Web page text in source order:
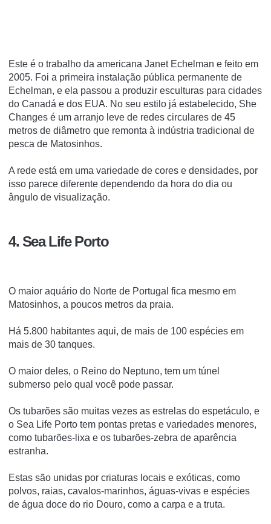
Este é o trabalho da americana Janet Echelman e feito em
2005. Foi a primeira instalação pública permanente de
Echelman, e ela passou a produzir esculturas para cidades
do Canadá e dos EUA. No seu estilo já estabelecido, She
Changes é um arranjo leve de redes circulares de 45
metros de diâmetro que remonta à indústria tradicional de
pesca de Matosinhos.
A rede está em uma variedade de cores e densidades, por
isso parece diferente dependendo da hora do dia ou
ângulo de visualização.
4. Sea Life Porto
O maior aquário do Norte de Portugal fica mesmo em
Matosinhos, a poucos metros da praia.
Há 5.800 habitantes aqui, de mais de 100 espécies em
mais de 30 tanques.
O maior deles, o Reino do Neptuno, tem um túnel
submerso pelo qual você pode passar.
Os tubarões são muitas vezes as estrelas do espetáculo, e
o Sea Life Porto tem pontas pretas e variedades menores,
como tubarões-lixa e os tubarões-zebra de aparência
estranha.
Estas são unidas por criaturas locais e exóticas, como
polvos, raias, cavalos-marinhos, águas-vivas e espécies
de água doce do rio Douro, como a carpa e a truta.